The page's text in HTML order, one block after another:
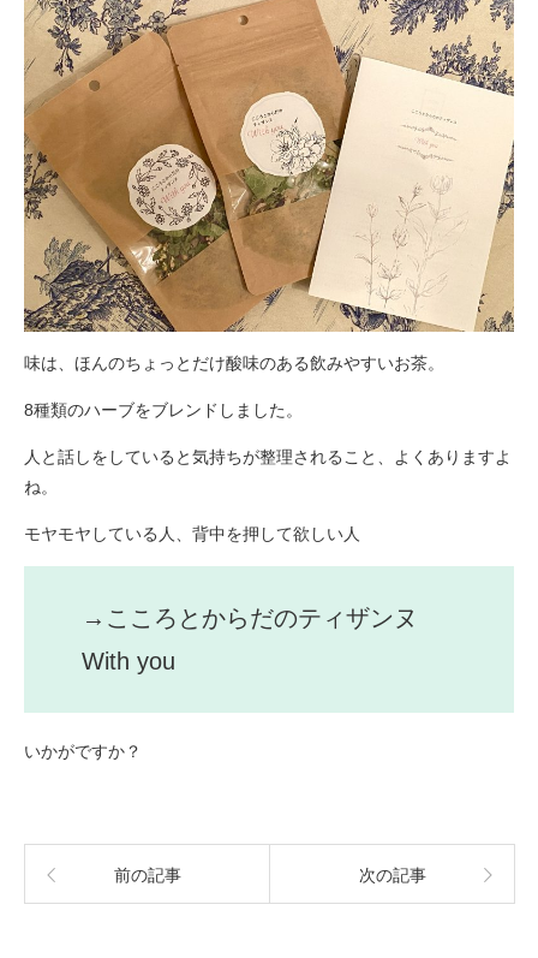
味は、ほんのちょっとだけ酸味のある飲みやすいお茶。
8種類のハーブをブレンドしました。
人と話しをしていると気持ちが整理されること、よくありますよ
ね。
モヤモヤしている人、背中を押して欲しい人
→こころとからだのティザンヌ
With you
いかがですか？
前の記事 次の記事